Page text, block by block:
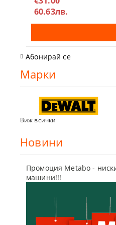
60.63лв.
Абонирай се
Марки
Виж всички
Новини
Промоция Metabo -
машини!!!